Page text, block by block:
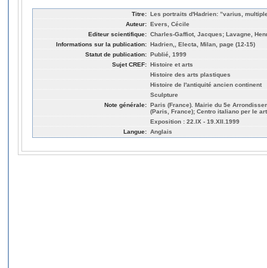
Titre: Les portraits d'Hadrien: ”varius,
Auteur: Evers, Cécile
Editeur scientifique: Charles-Gaffiot, Jacques; Lavagne,
Informations sur la publication: Hadrien,, Electa, Milan, page (12-15)
Statut de publication: Publié, 1999
Sujet CREF: Histoire et arts
Histoire des arts plastiques
Histoire de l'antiquité ancien continent
Sculpture
Note générale: Paris (France). Mairie du 5e
(Paris, France); Centro italiano per le
Exposition : 22.IX - 19.XII.1999
Langue: Anglais